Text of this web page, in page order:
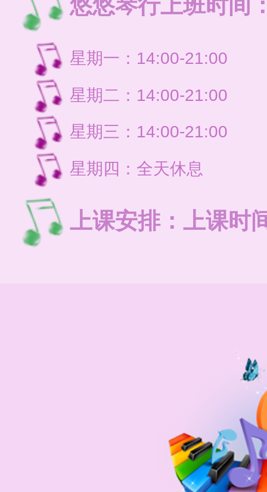
悠悠琴行上班时间
星期一：14:00-
星期二：14:00-
星期三：14:00-
星期四：全天休
上课安排：上课时